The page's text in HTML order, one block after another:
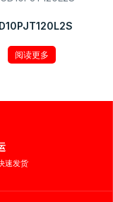
阅读更多
速发货